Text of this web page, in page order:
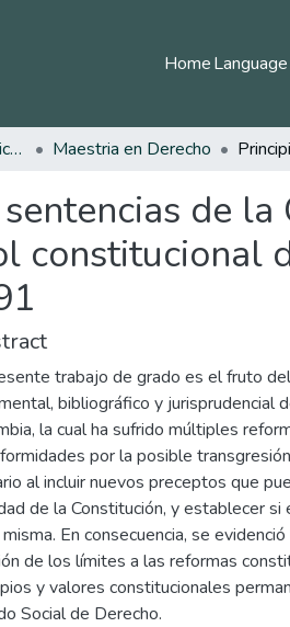
HomeLanguage
Facultad de Ciencias Jurídicas Maestria en Derecho
de
constitucional
trabajo de grado es el fruto
bibliográfico y jurisprudencial
la cual ha sufrido múltiples
por la posible
al incluir nuevos preceptos que
de la Constitución, y establecer
En consecuencia, se
de los límites a las reformas
y valores constitucionales
Social de Derecho.